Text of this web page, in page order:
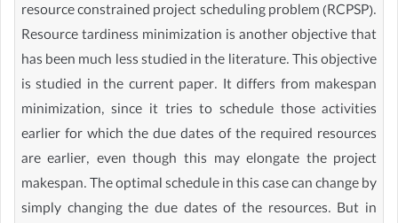
resource constrained project scheduling problem (RCPSP).
Resource tardiness minimization is another objective that
has been much less studied in the literature. This objective
is studied in the current paper. It differs from makespan
minimization, since it tries to schedule those activities
earlier for which the due dates of the required resources
are earlier, even though this may elongate the project
makespan. The optimal schedule in this case can change by
simply changing the due dates of the resources. But in